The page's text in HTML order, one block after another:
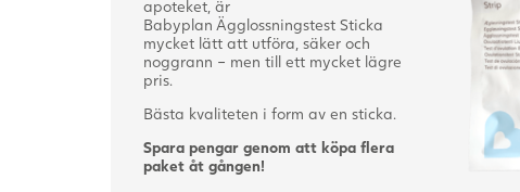
apoteket, är
Babyplan Ägglossningstest Sticka
mycket lätt att utföra, säker och
noggrann – men till ett mycket lägre
pris.
Bästa kvaliteten i form av en sticka.
Spara pengar genom att köpa flera
paket åt gången!